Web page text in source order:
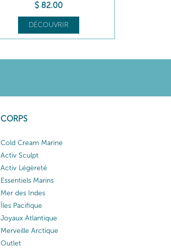
$ 62.00
DÉCOUVRIR
CORPS
Cold Cream Marine
Activ Sculpt
Activ Légèreté
Essentiels Marins
Mer des Indes
Îles Pacifique
Joyaux Atlantique
Merveille Arctique
Outlet